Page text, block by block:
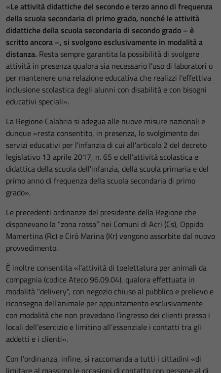
«Le attività didattiche del secondo e terzo anno di frequenza
della scuola secondaria di primo grado, nonché le attività
didattiche della scuola secondaria di secondo grado – è
scritto ancora –, si svolgono esclusivamente in modalità a
distanza. Resta sempre garantita la possibilità di svolgere
attività in presenza qualora sia necessario l'uso di laboratori o
per mantenere una relazione educativa che realizzi l'effettiva
inclusione scolastica degli alunni con disabilità e con bisogni
educativi speciali».
La Regione Calabria si adegua alle nuove misure nazionali e
dunque «resta consentito, in presenza, lo svolgimento dei
servizi educativi per l'infanzia di cui all'articolo 2 del decreto
legislativo 13 aprile 2017, n. 65 e dell’attività scolastica e
didattica della scuola dell'infanzia, della scuola primaria e del
primo anno di frequenza della scuola secondaria di primo
grado»,
Le precedenti ordinanze del presidente della Regione che
disponevano la “zona rossa” nei Comuni di Acri (Cs), Oppido
Mamertina (Rc) e Cirò Marina (Kr) vengono assorbite dal nuovo
provvedimento.
È inoltre consentita «l’attività di toelettatura per animali da
compagnia (codice Ateco 96.09.04), qualora effettuata in
modalità "delivery", con negozio chiuso al pubblico e prelievo e
riconsegna dell'animale per appuntamento esclusivamente
con modalità che non prevedano l’ingresso dei clienti presso i
locali dell’esercizio e limitino all’essenziale i contatti tra gli
addetti e i clienti».
Con l’ordinanza, infine, si raccomanda a tutti i cittadini «di
limitare al massimo le occasioni di contatto con persone al di